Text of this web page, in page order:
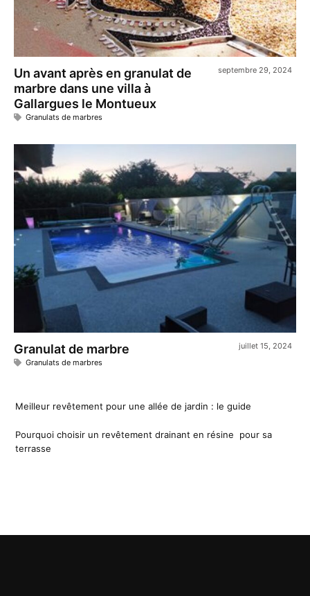
Un avant après en granulat de
marbre dans une villa à
Gallargues le Montueux
Granulats de marbres
septembre 29, 2024
Granulat de marbre
Granulats de marbres
juillet 15, 2024
Meilleur revêtement pour une allée de jardin : le guide
Pourquoi choisir un revêtement drainant en résine pour sa
terrasse